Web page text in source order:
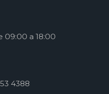
09:00 a 18:00
4388